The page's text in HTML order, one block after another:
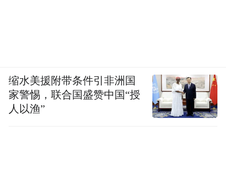
缩水美援附带条件引非洲国
家警惕，联合国盛赞中国“授
人以渔”